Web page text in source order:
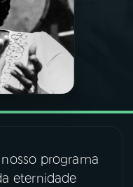
programa
eternidade